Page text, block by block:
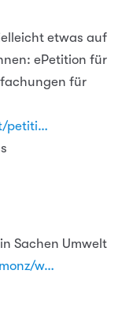
etwas auf
ePetition für
für
petiti…
Sachen Umwelt
w…